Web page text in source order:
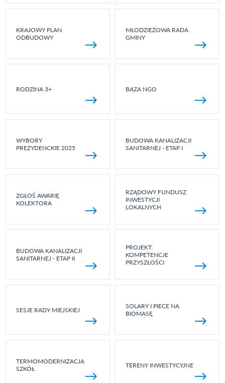
KRAJOWY PLAN
ODBUDOWY
MŁODZIEŻOWA RADA
GMINY
RODZINA 3+ BAZA NGO
WYBORY
PREZYDENCKIE 2025
BUDOWA KANALIZACJI
SANITARNEJ - ETAP I
ZGŁOŚ AWARIĘ
KOLEKTORA
RZĄDOWY FUNDUSZ
INWESTYCJI
LOKALNYCH
BUDOWA KANALIZACJI
SANITARNEJ - ETAP II
PROJEKT:
KOMPETENCJE
PRZYSZŁOŚCI
SESJE RADY MIEJSKIEJ
SOLARY I PIECE NA
BIOMASĘ
TERMOMODERNIZACJA
SZKÓŁ
TERENY INWESTYCYJNE